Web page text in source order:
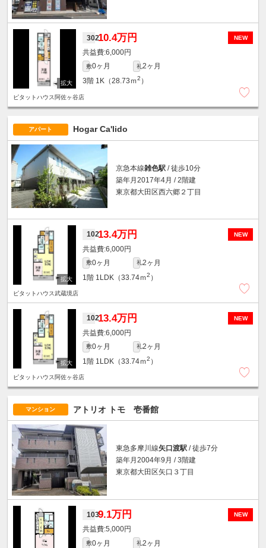
NEW
30210.4万円
6,000円
敷0ヶ月 礼2ヶ月
3階 1K（28.73ｍ2 ）
ピタットハウス阿佐ヶ谷店
アパート Hogar Ca'lido
京急本線雑色駅 / 徒歩10分
築年月2017年4月 / 2階建
東京都大田区西六郷２丁目
NEW
10213.4万円
6,000円
敷0ヶ月 礼2ヶ月
1階 1LDK（33.74ｍ2 ）
ピタットハウス武蔵境店
NEW
10213.4万円
6,000円
敷0ヶ月 礼2ヶ月
1階 1LDK（33.74ｍ2 ）
ピタットハウス阿佐ヶ谷店
マンション アトリオ トモ 壱番館
東急多摩川線矢口渡駅 / 徒歩7分
築年月2004年9月 / 3階建
東京都大田区矢口３丁目
NEW
1039.1万円
5,000円
敷0ヶ月 礼2ヶ月